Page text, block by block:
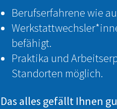
Berufserfahrene wie
befähigt.
Praktika und
Standorten möglich.
Das alles gefällt Ihnen